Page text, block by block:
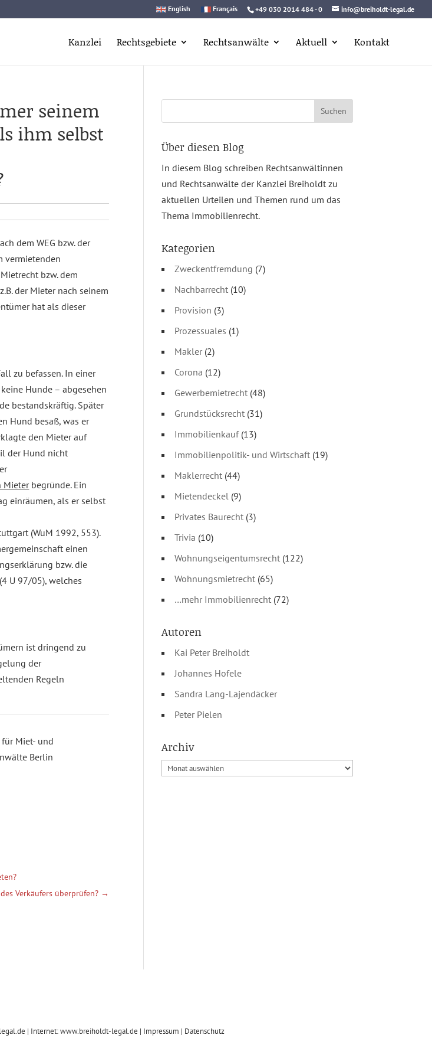
+49 030 2014 484 - 0 info@breiholdt-legal.de
English Français
Kanzlei Rechtsgebiete Rechtsanwälte Aktuell Kontakt
seinem
ihm selbst
dem WEG bzw. der
vermietenden
bzw. dem
der Mieter nach seinem
hat als dieser
zu befassen. In einer
Hunde – abgesehen
bestandskräftig. Später
Hund besaß, was er
den Mieter auf
der Hund nicht
Mieterbegründe. Ein
einräumen, als er selbst
(WuM 1992, 553).
einen
bzw. die
U 97/05), welches
ist dringend zu
der
Regeln
Miet- und
Berlin
Verkäufers überprüfen?→
Über diesen Blog
In diesem Blog schreiben Rechtsanwältinnen
und Rechtsanwälte der Kanzlei Breiholdt zu
aktuellen Urteilen und Themen rund um das
Thema Immobilienrecht.
Kategorien
Zweckentfremdung (7)
Nachbarrecht(10)
Provision (3)
Prozessuales (1)
Makler(2)
Corona (12)
Gewerbemietrecht(48)
Grundstücksrecht(31)
Immobilienkauf(13)
Immobilienpolitik- und Wirtschaft(19)
Maklerrecht(44)
Mietendeckel(9)
Privates Baurecht(3)
Trivia (10)
Wohnungseigentumsrecht(122)
Wohnungsmietrecht(65)
…mehr Immobilienrecht(72)
Autoren
Kai Peter Breiholdt
Johannes Hofele
Sandra Lang-Lajendäcker
Peter Pielen
Archiv
| Internet: www.breiholdt-legal.de | Impressum | Datenschutz